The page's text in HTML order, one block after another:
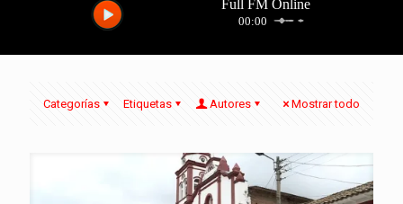
Categorías Etiquetas Autores Mostrar todo